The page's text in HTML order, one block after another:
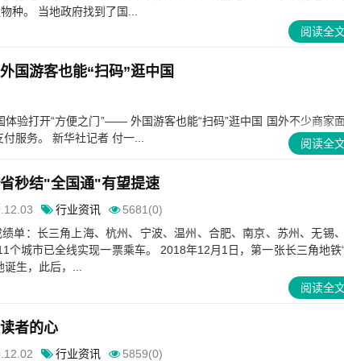
种。 当地政府找到了国...
阅读全
国游客也能“扫码”逛中国
验打开“方便之门”—— 外国游客也能“扫码”逛中国 国外不少商家
服务。 新华社记者 付一...
阅读全
秒结"全国通"有望提速
行业资讯
5681(0)
单：长三角上海、杭州、宁波、温州、合肥、南京、苏州、无锡
个城市已全线实现一票乘车。 2018年12月1日，第一张长三角地铁
诞生，此后，...
阅读全
者的心
行业资讯 5859(0)